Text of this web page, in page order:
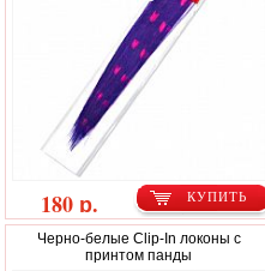
КУПИТЬ
180 р.
Черно-белые Clip-In локоны с
принтом панды